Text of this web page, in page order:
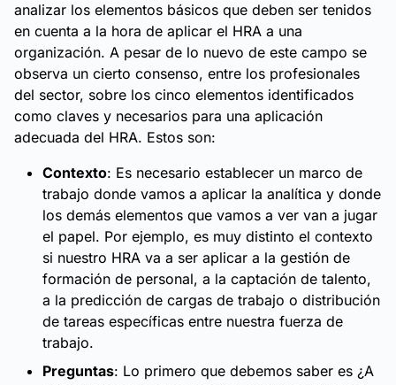
analizar los elementos básicos que deben ser tenidos
en cuenta a la hora de aplicar el HRA a una
organización. A pesar de lo nuevo de este campo se
observa un cierto consenso, entre los profesionales
del sector, sobre los cinco elementos identificados
como claves y necesarios para una aplicación
adecuada del HRA. Estos son:
Contexto: Es necesario establecer un marco de
trabajo donde vamos a aplicar la analítica y donde
los demás elementos que vamos a ver van a jugar
el papel. Por ejemplo, es muy distinto el contexto
si nuestro HRA va a ser aplicar a la gestión de
formación de personal, a la captación de talento,
a la predicción de cargas de trabajo o distribución
de tareas específicas entre nuestra fuerza de
trabajo.
Preguntas: Lo primero que debemos saber es ¿A